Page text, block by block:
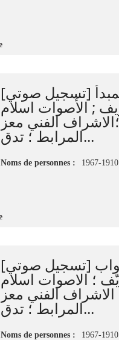
[تسجيل صوتي]
; الأصوات اسلام
الفني معز
المرابط ؛ تدق...
Noms de personnes :
[تسجيل صوتي]
؛ الاصوات اسلام
الفني معز
المرابط ؛ تدق...
Noms de personnes :